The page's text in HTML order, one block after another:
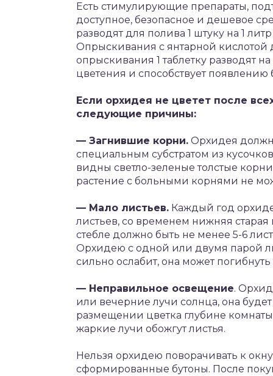
Есть стимулирующие препараты,
доступное, безопасное и дешевое
разводят для полива 1 штуку на 1
Опрыскивания с янтарной
опрыскивания 1 таблетку разводят
цветения и способствует
Если орхидея не цветет после
следующие причины:
— Загнившие корни. Орхидея
специальным субстратом из
видны светло-зеленые толстые
растение с больными корнями не
— Мало листьев. Каждый год
листьев, со временем нижняя
стебле должно быть не менее 5-6
Орхидею с одной или двумя парой
сильно ослабит, она может погибнуть
— Неправильное освещение.
или вечерние лучи солнца, она
размещении цветка глубине
жаркие лучи обожгут листья.
Нельзя орхидею поворачивать к
сформированные бутоны. После